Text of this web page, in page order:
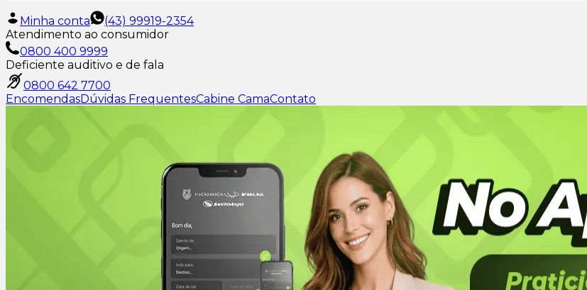
Minha conta
(43) 99919-2354
Atendimento ao consumidor
0800 400 9999
Deficiente auditivo e de fala
0800 642 7700
EncomendasDúvidas FrequentesCabine CamaContato